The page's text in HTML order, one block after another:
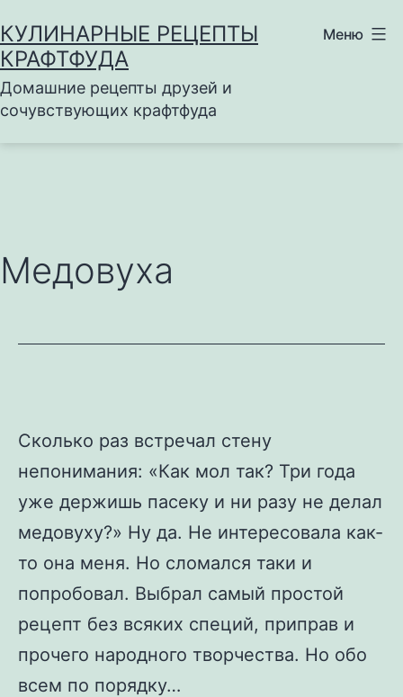
к
содержимому
КУЛИНАРНЫЕ РЕЦЕПТЫ
КРАФТФУДА
Домашние рецепты друзей и
сочувствующих крафтфуда
Меню
Медовуха
Сколько раз встречал стену
непонимания: «Как мол так? Три года
уже держишь пасеку и ни разу не делал
медовуху?» Ну да. Не интересовала как-
то она меня. Но сломался таки и
попробовал. Выбрал самый простой
рецепт без всяких специй, приправ и
прочего народного творчества. Но обо
всем по порядку…